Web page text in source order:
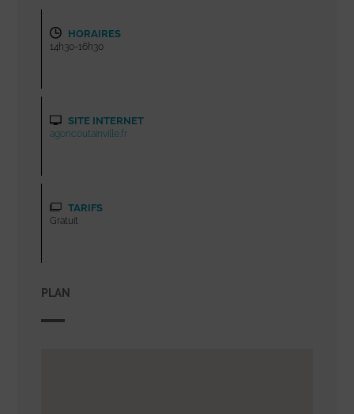
HORAIRES
14h30-16h30
SITE INTERNET
agoncoutainville.fr
TARIFS
Gratuit
PLAN